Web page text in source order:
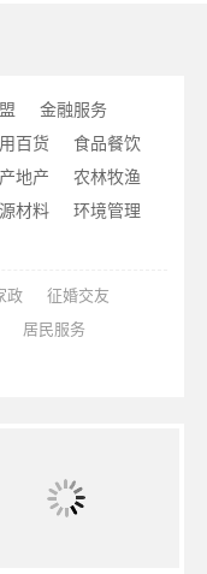
金融服务
百货
食品餐饮
地产
农林牧渔
材料
环境管理
政
征婚交友
居民服务